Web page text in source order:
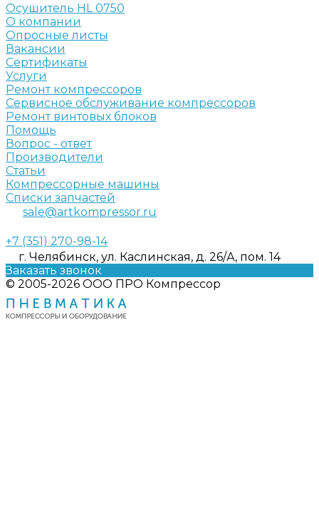
Осушитель HL 0750
О компании
Опросные листы
Вакансии
Сертификаты
Услуги
Ремонт компрессоров
Сервисное обслуживание компрессоров
Ремонт винтовых блоков
Помощь
Вопрос - ответ
Производители
Статьи
Компрессорные машины
Списки запчастей
sale@artkompressor.ru
+7 (351) 270-98-14
г. Челябинск, ул. Каслинская, д. 26/А, пом. 14
Заказать звонок
© 2005-2026 ООО ПРО Компрессор